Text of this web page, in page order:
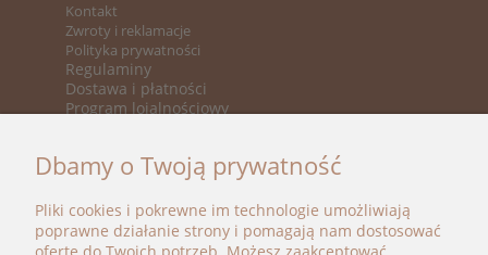
Kontakt
Zwroty i reklamacje
Polityka prywatności
Regulaminy
Dostawa i płatności
Program lojalnościowy
Nowości
Promocje
Marki
Dbamy o Twoją prywatność
Pliki cookies i pokrewne im technologie umożliwiają
poprawne działanie strony i pomagają nam dostosować